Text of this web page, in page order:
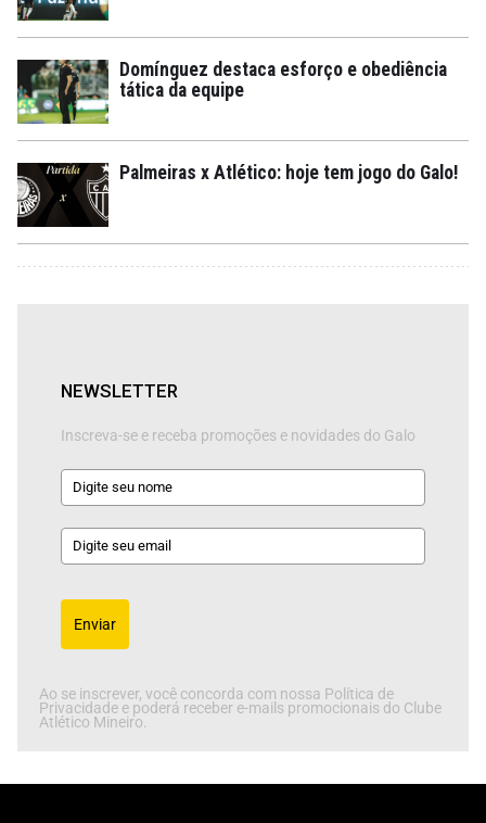
Domínguez destaca esforço e obediência
tática da equipe
Palmeiras x Atlético: hoje tem jogo do Galo!
NEWSLETTER
Inscreva-se e receba promoções e novidades do Galo
Enviar
Ao se inscrever, você concorda com nossa Política de
Privacidade e poderá receber e-mails promocionais do Clube
Atlético Mineiro.